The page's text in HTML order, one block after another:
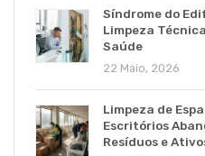
Síndrome do
Limpeza
Saúde
22 Maio, 2026
Limpeza de
Escritórios
Resíduos e